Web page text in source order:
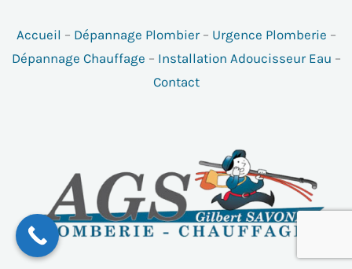
Accueil – Dépannage Plombier– Urgence Plomberie –
Dépannage Chauffage – Installation Adoucisseur Eau –
Contact